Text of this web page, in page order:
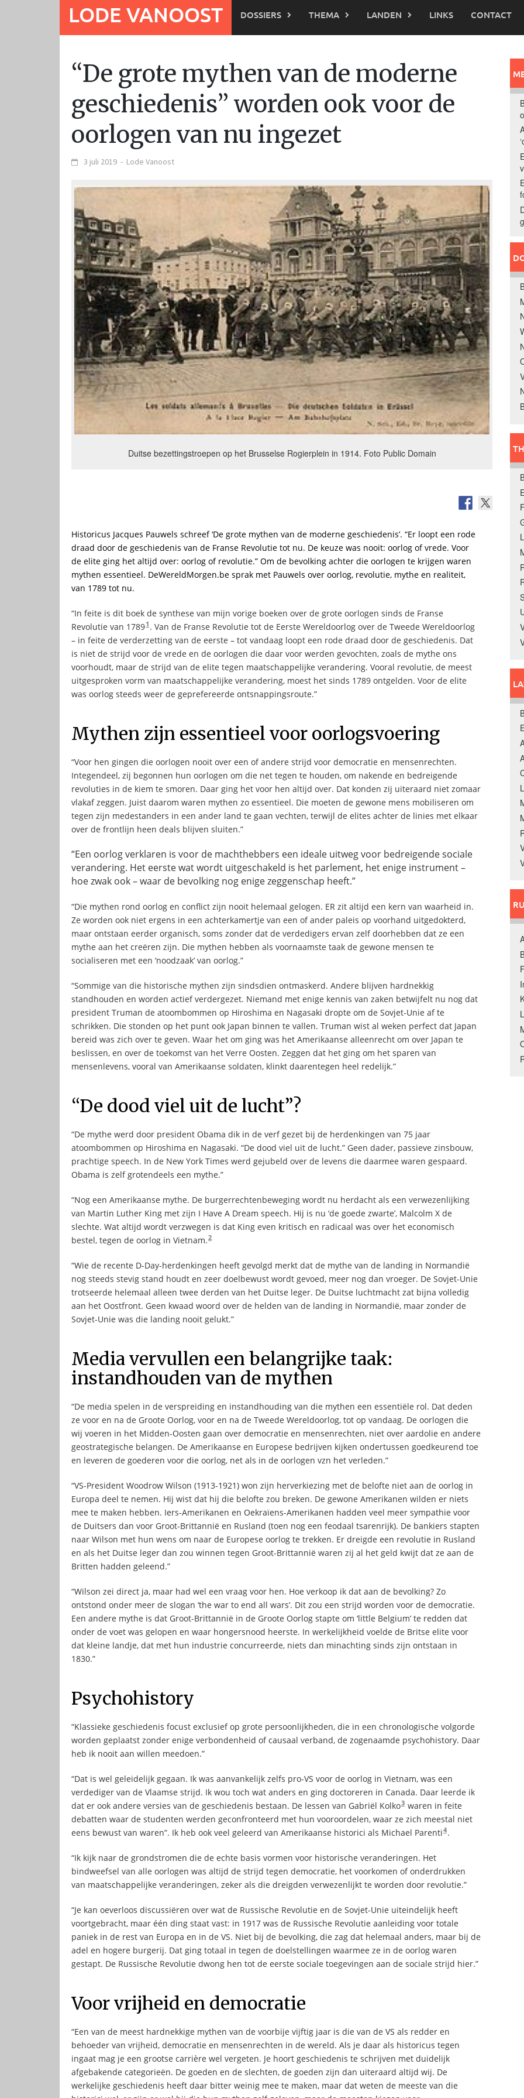
LODE VANOOST DOSSIERS THEMA LANDEN LINKS CONTACT
“De grote mythen van de moderne
geschiedenis” worden ook voor de
oorlogen van nu ingezet
3 juli 2019 - Lode Vanoost
Duitse bezettingstroepen op het Brusselse Rogierplein in 1914. Foto Public Domain
Historicus Jacques Pauwels schreef ‘De grote mythen van de moderne geschiedenis’. “Er loopt een rode
draad door de geschiedenis van de Franse Revolutie tot nu. De keuze was nooit: oorlog of vrede. Voor
de elite ging het altijd over: oorlog of revolutie.” Om de bevolking achter die oorlogen te krijgen waren
mythen essentieel. DeWereldMorgen.be sprak met Pauwels over oorlog, revolutie, mythe en realiteit,
van 1789 tot nu.
“In feite is dit boek de synthese van mijn vorige boeken over de grote oorlogen sinds de Franse
Revolutie van 17891 . Van de Franse Revolutie tot de Eerste Wereldoorlog over de Tweede Wereldoorlog
– in feite de verderzetting van de eerste – tot vandaag loopt een rode draad door de geschiedenis. Dat
is niet de strijd voor de vrede en de oorlogen die daar voor werden gevochten, zoals de mythe ons
voorhoudt, maar de strijd van de elite tegen maatschappelijke verandering. Vooral revolutie, de meest
uitgesproken vorm van maatschappelijke verandering, moest het sinds 1789 ontgelden. Voor de elite
was oorlog steeds weer de geprefereerde ontsnappingsroute.”
Mythen zijn essentieel voor oorlogsvoering
“Voor hen gingen die oorlogen nooit over een of andere strijd voor democratie en mensenrechten.
Integendeel, zij begonnen hun oorlogen om die net tegen te houden, om nakende en bedreigende
revoluties in de kiem te smoren. Daar ging het voor hen altijd over. Dat konden zij uiteraard niet zomaar
vlakaf zeggen. Juist daarom waren mythen zo essentieel. Die moeten de gewone mens mobiliseren om
tegen zijn medestanders in een ander land te gaan vechten, terwijl de elites achter de linies met elkaar
over de frontlijn heen deals blijven sluiten.”
“Een oorlog verklaren is voor de machthebbers een ideale uitweg voor bedreigende sociale
verandering. Het eerste wat wordt uitgeschakeld is het parlement, het enige instrument –
hoe zwak ook – waar de bevolking nog enige zeggenschap heeft.”
“Die mythen rond oorlog en conflict zijn nooit helemaal gelogen. ER zit altijd een kern van waarheid in.
Ze worden ook niet ergens in een achterkamertje van een of ander paleis op voorhand uitgedokterd,
maar ontstaan eerder organisch, soms zonder dat de verdedigers ervan zelf doorhebben dat ze een
mythe aan het creëren zijn. Die mythen hebben als voornaamste taak de gewone mensen te
socialiseren met een ‘noodzaak’ van oorlog.”
“Sommige van die historische mythen zijn sindsdien ontmaskerd. Andere blijven hardnekkig
standhouden en worden actief verdergezet. Niemand met enige kennis van zaken betwijfelt nu nog dat
president Truman de atoombommen op Hiroshima en Nagasaki dropte om de Sovjet-Unie af te
schrikken. Die stonden op het punt ook Japan binnen te vallen. Truman wist al weken perfect dat Japan
bereid was zich over te geven. Waar het om ging was het Amerikaanse alleenrecht om over Japan te
beslissen, en over de toekomst van het Verre Oosten. Zeggen dat het ging om het sparen van
mensenlevens, vooral van Amerikaanse soldaten, klinkt daarentegen heel redelijk.”
“De dood viel uit de lucht”?
“De mythe werd door president Obama dik in de verf gezet bij de herdenkingen van 75 jaar
atoombommen op Hiroshima en Nagasaki. “De dood viel uit de lucht.” Geen dader, passieve zinsbouw,
prachtige speech. In de New York Times werd gejubeld over de levens die daarmee waren gespaard.
Obama is zelf grotendeels een mythe.”
“Nog een Amerikaanse mythe. De burgerrechtenbeweging wordt nu herdacht als een verwezenlijking
van Martin Luther King met zijn I Have A Dream speech. Hij is nu ‘de goede zwarte’, Malcolm X de
slechte. Wat altijd wordt verzwegen is dat King even kritisch en radicaal was over het economisch
bestel, tegen de oorlog in Vietnam.2
“Wie de recente D-Day-herdenkingen heeft gevolgd merkt dat de mythe van de landing in Normandië
nog steeds stevig stand houdt en zeer doelbewust wordt gevoed, meer nog dan vroeger. De Sovjet-Unie
trotseerde helemaal alleen twee derden van het Duitse leger. De Duitse luchtmacht zat bijna volledig
aan het Oostfront. Geen kwaad woord over de helden van de landing in Normandië, maar zonder de
Sovjet-Unie was die landing nooit gelukt.”
Media vervullen een belangrijke taak:
instandhouden van de mythen
“De media spelen in de verspreiding en instandhouding van die mythen een essentiële rol. Dat deden
ze voor en na de Groote Oorlog, voor en na de Tweede Wereldoorlog, tot op vandaag. De oorlogen die
wij voeren in het Midden-Oosten gaan over democratie en mensenrechten, niet over aardolie en andere
geostrategische belangen. De Amerikaanse en Europese bedrijven kijken ondertussen goedkeurend toe
en leveren de goederen voor die oorlog, net als in de oorlogen vzn het verleden.”
“VS-President Woodrow Wilson (1913-1921) won zijn herverkiezing met de belofte niet aan de oorlog in
Europa deel te nemen. Hij wist dat hij die belofte zou breken. De gewone Amerikanen wilden er niets
mee te maken hebben. Iers-Amerikanen en Oekraïens-Amerikanen hadden veel meer sympathie voor
de Duitsers dan voor Groot-Brittannië en Rusland (toen nog een feodaal tsarenrijk). De bankiers stapten
naar Wilson met hun wens om naar de Europese oorlog te trekken. Er dreigde een revolutie in Rusland
en als het Duitse leger dan zou winnen tegen Groot-Brittannië waren zij al het geld kwijt dat ze aan de
Britten hadden geleend.”
“Wilson zei direct ja, maar had wel een vraag voor hen. Hoe verkoop ik dat aan de bevolking? Zo
ontstond onder meer de slogan ’the war to end all wars’. Dit zou een strijd worden voor de democratie.
Een andere mythe is dat Groot-Brittannië in de Groote Oorlog stapte om ‘little Belgium’ te redden dat
onder de voet was gelopen en waar hongersnood heerste. In werkelijkheid voelde de Britse elite voor
dat kleine landje, dat met hun industrie concurreerde, niets dan minachting sinds zijn ontstaan in
1830.”
Psychohistory
“Klassieke geschiedenis focust exclusief op grote persoonlijkheden, die in een chronologische volgorde
worden geplaatst zonder enige verbondenheid of causaal verband, de zogenaamde psychohistory. Daar
heb ik nooit aan willen meedoen.”
“Dat is wel geleidelijk gegaan. Ik was aanvankelijk zelfs pro-VS voor de oorlog in Vietnam, was een
verdediger van de Vlaamse strijd. Ik wou toch wat anders en ging doctoreren in Canada. Daar leerde ik
dat er ook andere versies van de geschiedenis bestaan. De lessen van Gabriël Kolko3 waren in feite
debatten waar de studenten werden geconfronteerd met hun vooroordelen, waar ze zich meestal niet
eens bewust van waren”. Ik heb ook veel geleerd van Amerikaanse historici als Michael Parenti4.
“Ik kijk naar de grondstromen die de echte basis vormen voor historische veranderingen. Het
bindweefsel van alle oorlogen was altijd de strijd tegen democratie, het voorkomen of onderdrukken
van maatschappelijke veranderingen, zeker als die dreigden verwezenlijkt te worden door revolutie.”
“Je kan oeverloos discussiëren over wat de Russische Revolutie en de Sovjet-Unie uiteindelijk heeft
voortgebracht, maar één ding staat vast: in 1917 was de Russische Revolutie aanleiding voor totale
paniek in de rest van Europa en in de VS. Niet bij de bevolking, die zag dat helemaal anders, maar bij de
adel en hogere burgerij. Dat ging totaal in tegen de doelstellingen waarmee ze in de oorlog waren
gestapt. De Russische Revolutie dwong hen tot de eerste sociale toegevingen aan de sociale strijd hier.”
Voor vrijheid en democratie
“Een van de meest hardnekkige mythen van de voorbije vijftig jaar is die van de VS als redder en
behoeder van vrijheid, democratie en mensenrechten in de wereld. Als je daar als historicus tegen
ingaat mag je een grootse carrière wel vergeten. Je hoort geschiedenis te schrijven met duidelijk
afgebakende categorieën. De goeden en de slechten, de goeden zijn dan uiteraard altijd wij. De
werkelijke geschiedenis heeft daar bitter weinig mee te maken, maar dat weten de meeste van die